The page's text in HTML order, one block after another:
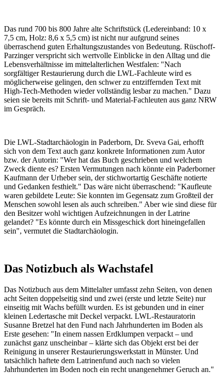
Das rund 700 bis 800 Jahre alte Schriftstück (Ledereinband: 10 x
7,5 cm, Holz: 8,6 x 5,5 cm) ist nicht nur aufgrund seines
überraschend guten Erhaltungszustandes von Bedeutung. Rüschoff-
Parzinger verspricht sich wertvolle Einblicke in den Alltag und die
Lebensverhältnisse im mittelalterlichen Westfalen: "Nach
sorgfältiger Restaurierung durch die LWL-Fachleute wird es
möglicherweise gelingen, den schwer zu entziffernden Text mit
High-Tech-Methoden wieder vollständig lesbar zu machen." Dazu
seien sie bereits mit Schrift- und Material-Fachleuten aus ganz NRW
im Gespräch.
Die LWL-Stadtarchäologin in Paderborn, Dr. Sveva Gai, erhofft
sich von dem Text auch ganz konkrete Informationen zum Autor
bzw. der Autorin: "Wer hat das Buch geschrieben und welchem
Zweck diente es? Ersten Vermutungen nach könnte ein Paderborner
Kaufmann der Urheber sein, der stichwortartig Geschäfte notierte
und Gedanken festhielt." Das wäre nicht überraschend: "Kaufleute
waren gebildete Leute: Sie konnten im Gegensatz zum Großteil der
Menschen sowohl lesen als auch schreiben." Aber wie sind diese für
den Besitzer wohl wichtigen Aufzeichnungen in der Latrine
gelandet? "Es könnte durch ein Missgeschick dort hineingefallen
sein", vermutet die Stadtarchäologin.
Das Notizbuch als Wachstafel
Das Notizbuch aus dem Mittelalter umfasst zehn Seiten, von denen
acht Seiten doppelseitig sind und zwei (erste und letzte Seite) nur
einseitig mit Wachs befüllt wurden. Es ist gebunden und in einer
kleinen Ledertasche mit Deckel verpackt. LWL-Restauratorin
Susanne Bretzel hat den Fund nach Jahrhunderten im Boden als
Erste gesehen: "In einem nassen Erdklumpen verpackt – und
zunächst ganz unscheinbar – klärte sich das Objekt erst bei der
Reinigung in unserer Restaurierungswerkstatt in Münster. Und
tatsächlich haftete dem Latrinenfund auch nach so vielen
Jahrhunderten im Boden noch ein recht unangenehmer Geruch an."